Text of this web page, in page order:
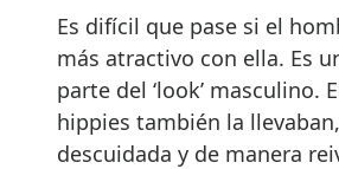
Es difícil que pase si el
más atractivo con ella. Es
parte del ‘look’ masculino.
hippies también la
descuidada y de manera